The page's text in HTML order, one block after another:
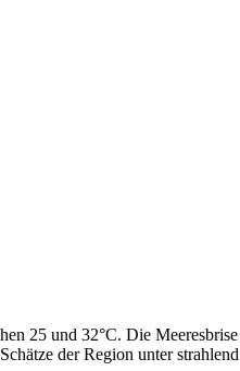
25 und 32°C. Die
der Region unter